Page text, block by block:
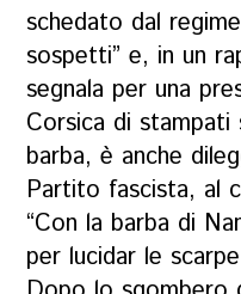
schedato dal
sospetti” e, in un
segnala per una
Corsica di stampati
barba, è anche
Partito fascista, al
“Con la barba di
per lucidar le